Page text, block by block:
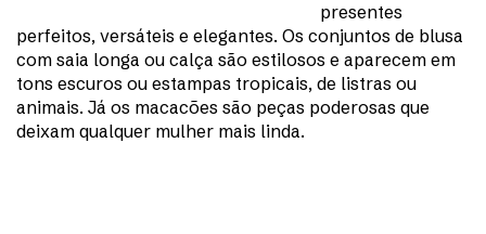
presentes
perfeitos, versáteis e elegantes. Os conjuntos de blusa
com saia longa ou calça são estilosos e aparecem em
tons escuros ou estampas tropicais, de listras ou
animais. Já os macacões são peças poderosas que
deixam qualquer mulher mais linda.